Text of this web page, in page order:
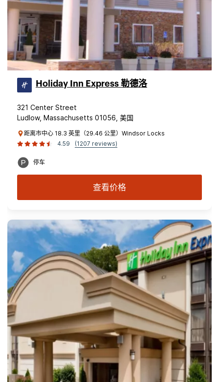
Holiday Inn Express 勒德洛
321 Center Street
Ludlow, Massachusetts 01056, 美国
距离市中心 18.3 英里（29.46 公里）Windsor Locks
4.59
(1207 reviews)
停车
查看价格